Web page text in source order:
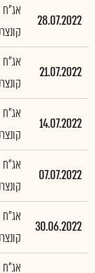
28.07.2022
אג"ח
21.07.2022
אג"ח
14.07.2022
אג"ח
07.07.2022
אג"ח
30.06.2022
אג"ח
אג"ח